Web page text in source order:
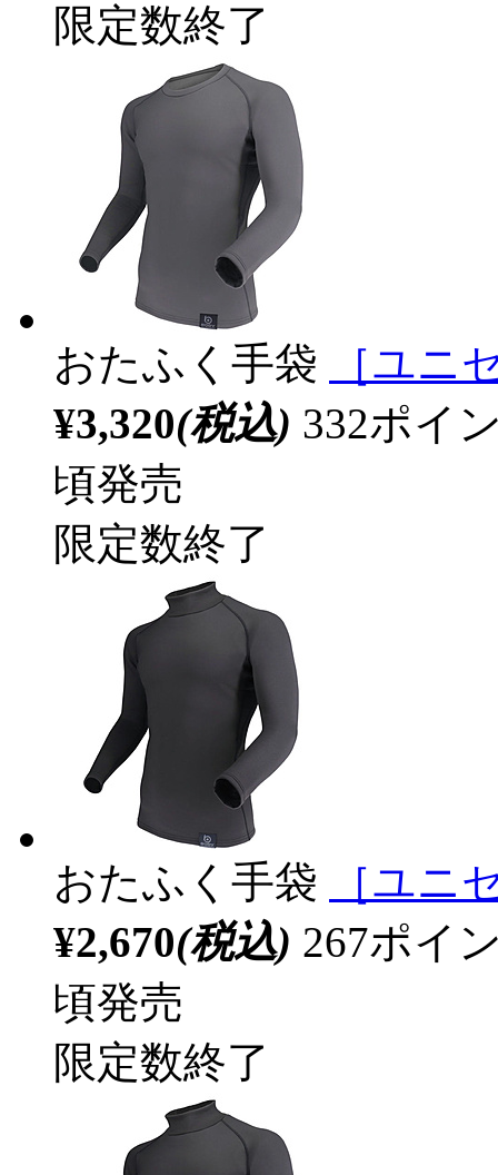
限定数終了
おたふく手袋
［ユニ
¥3,320(税込) 332ポイ
頃発売
限定数終了
おたふく手袋
［ユニ
¥2,670(税込) 267ポイ
頃発売
限定数終了